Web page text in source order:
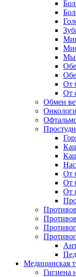
От
От
Обмен
От
От
От
Медицинская
Гигиена